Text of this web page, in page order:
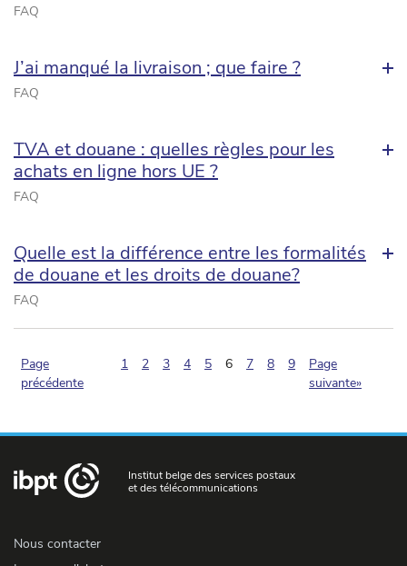
FAQ
J’ai manqué la livraison ; que faire ?
FAQ
TVA et douane : quelles règles pour les
achats en ligne hors UE ?
FAQ
Quelle est la différence entre les formalités
de douane et les droits de douane?
FAQ
Page
précédente
1 2 3 4 5 6(pagination.current)
7 8 9
Page
suivante»
Institut belge des services postaux
et des télécommunications
Nous contacter